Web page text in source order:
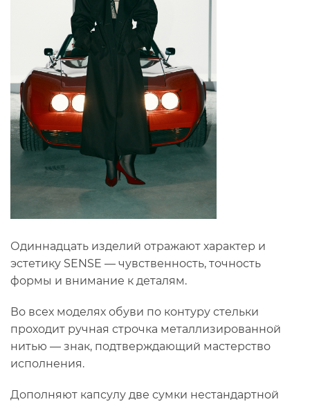
Одиннадцать изделий отражают характер и
эстетику SENSE — чувственность, точность
формы и внимание к деталям.
Во всех моделях обуви по контуру стельки
проходит ручная строчка металлизированной
нитью — знак, подтверждающий мастерство
исполнения.
Дополняют капсулу две сумки нестандартной